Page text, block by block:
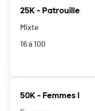
25K - Patrouille
Mixte
16 à 100
50K - Femmes I